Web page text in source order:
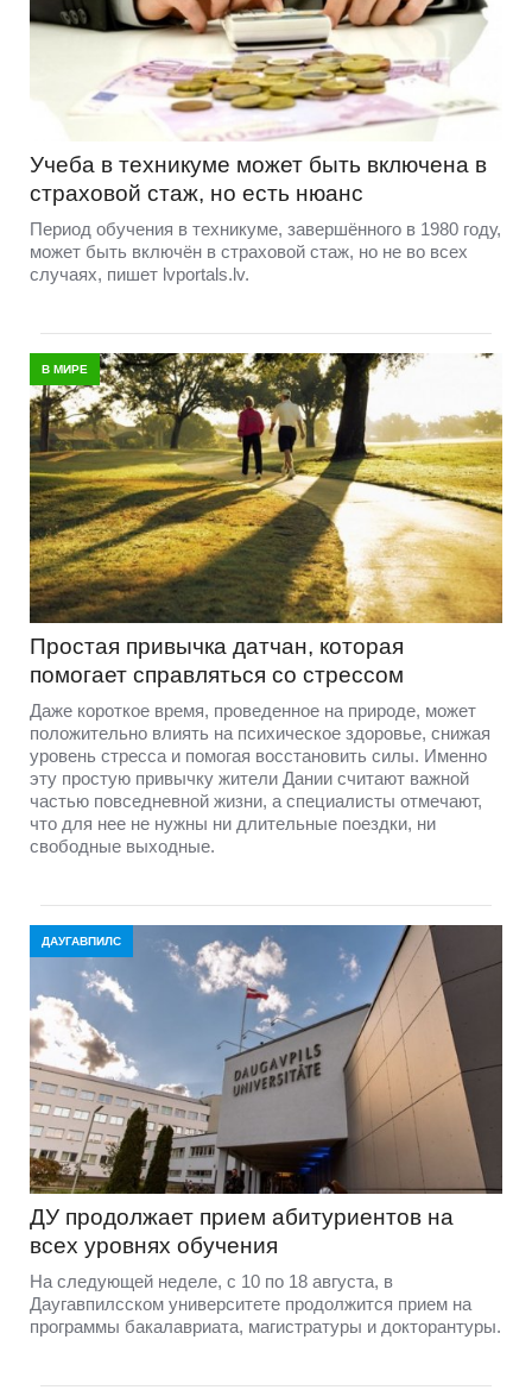
Учеба в техникуме может быть включена в
страховой стаж, но есть нюанс
Период обучения в техникуме, завершённого в 1980 году,
может быть включён в страховой стаж, но не во всех
случаях, пишет lvportals.lv.
В МИРЕ
Простая привычка датчан, которая
помогает справляться со стрессом
Даже короткое время, проведенное на природе, может
положительно влиять на психическое здоровье, снижая
уровень стресса и помогая восстановить силы. Именно
эту простую привычку жители Дании считают важной
частью повседневной жизни, а специалисты отмечают,
что для нее не нужны ни длительные поездки, ни
свободные выходные.
ДАУГАВПИЛС
ДУ продолжает прием абитуриентов на
всех уровнях обучения
На следующей неделе, с 10 по 18 августа, в
Даугавпилсском университете продолжится прием на
программы бакалавриата, магистратуры и докторантуры.